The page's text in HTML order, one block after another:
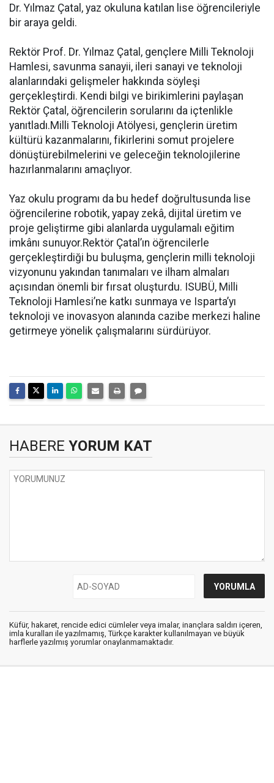
Dr. Yılmaz Çatal, yaz okuluna katılan lise öğrencileriyle
bir araya geldi.
Rektör Prof. Dr. Yılmaz Çatal, gençlere Milli Teknoloji
Hamlesi, savunma sanayii, ileri sanayi ve teknoloji
alanlarındaki gelişmeler hakkında söyleşi
gerçekleştirdi. Kendi bilgi ve birikimlerini paylaşan
Rektör Çatal, öğrencilerin sorularını da içtenlikle
yanıtladı.Milli Teknoloji Atölyesi, gençlerin üretim
kültürü kazanmalarını, fikirlerini somut projelere
dönüştürebilmelerini ve geleceğin teknolojilerine
hazırlanmalarını amaçlıyor.
Yaz okulu programı da bu hedef doğrultusunda lise
öğrencilerine robotik, yapay zekâ, dijital üretim ve
proje geliştirme gibi alanlarda uygulamalı eğitim
imkânı sunuyor.Rektör Çatal’ın öğrencilerle
gerçekleştirdiği bu buluşma, gençlerin milli teknoloji
vizyonunu yakından tanımaları ve ilham almaları
açısından önemli bir fırsat oluşturdu. ISUBÜ, Milli
Teknoloji Hamlesi’ne katkı sunmaya ve Isparta’yı
teknoloji ve inovasyon alanında cazibe merkezi haline
getirmeye yönelik çalışmalarını sürdürüyor.
HABERE YORUM KAT
Küfür, hakaret, rencide edici cümleler veya imalar, inançlara saldırı içeren,
imla kuralları ile yazılmamış, Türkçe karakter kullanılmayan ve büyük
harflerle yazılmış yorumlar onaylanmamaktadır.